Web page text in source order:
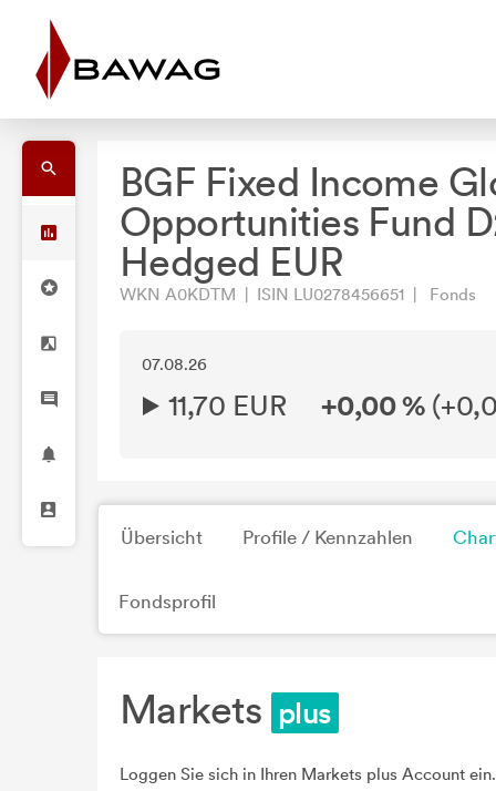
BGF Fixed Income
Opportunities Fund
Hedged EUR
WKN A0KDTM | ISIN LU0278456651 | Fonds
07.08.26
11,70 EUR +0,00 % (
Übersicht Profile / Kennzahlen
Fondsprofil
Markets
Loggen Sie sich in Ihren Markets plus Account ein.